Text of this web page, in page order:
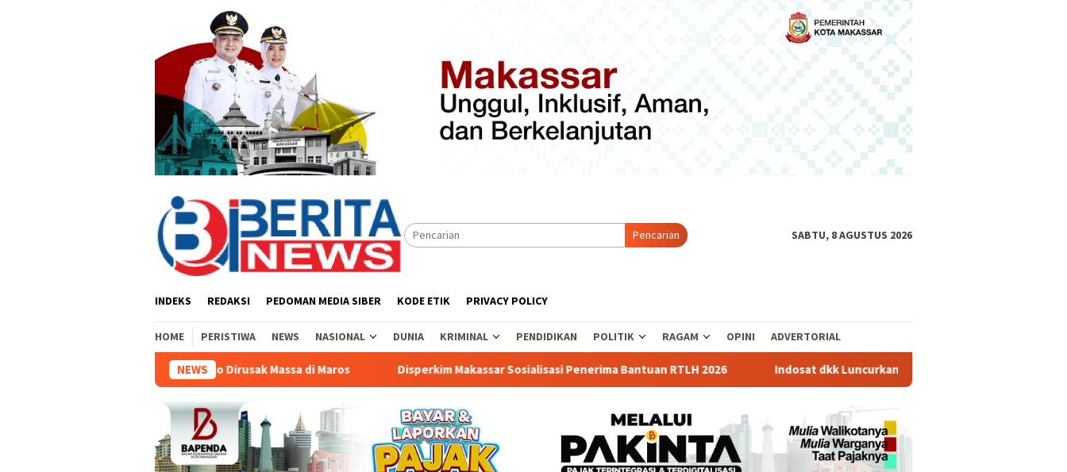
Pencarian SABTU, 8 AGUSTUS 2026
INDEKS REDAKSI PEDOMAN MEDIA SIBER KODE ETIK PRIVACY POLICY
HOME PERISTIWA NEWS NASIONAL DUNIA KRIMINAL PENDIDIKAN POLITIK RAGAM OPINI ADVERTORIAL
NEWS
Polisi Ungkap Motif Mobil Brio Dirusak Massa di Maros Disperkim Makassar Sosialisasi Penerima Bantuan RTLH 2026 Indosat dkk Luncurkan Zankore, Hub AI Terbesar Asia